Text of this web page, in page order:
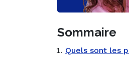
Sommaire
Quels sont les